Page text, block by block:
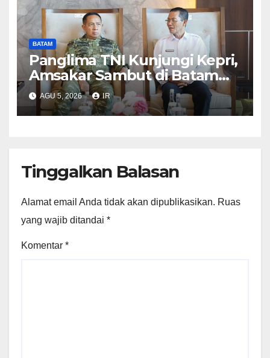
BATAM
Panglima TNI Kunjungi Kepri,
Amsakar Sambut di Batam
Sebelum Bertolak ke Lingga
AGU 5, 2026 IR
Tinggalkan Balasan
Alamat email Anda tidak akan dipublikasikan. Ruas
yang wajib ditandai *
Komentar *